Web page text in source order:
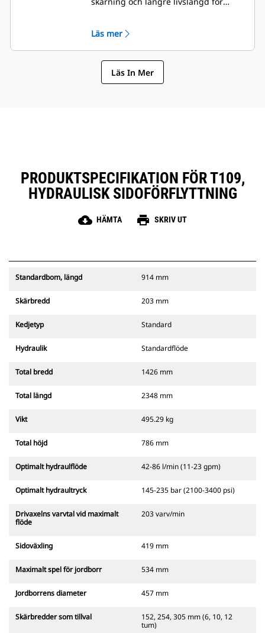
Läs mer
Läs In Mer
PRODUKTSPECIFIKATION FÖR T109,
HYDRAULISK SIDOFÖRFLYTTNING
cloud_download HÄMTA print SKRIV UT
Standardbom, längd 914 mm
Skärbredd 203 mm
Kedjetyp Standard
Hydraulik Standardflöde
Total bredd 1426 mm
Total längd 2348 mm
Vikt 495.29 kg
Total höjd 786 mm
Optimalt hydraulflöde 42-86 l/min (11-23 gpm)
Optimalt hydraultryck 145-235 bar (2100-3400 psi)
Drivaxelns varvtal vid maximalt
flöde
203 varv/min
Sidoväxling 419 mm
Maximalt spel för jordborr 534 mm
Jordborrens diameter 457 mm
Skärbredder som tillval
152, 254, 305 mm (6, 10, 12
tum)